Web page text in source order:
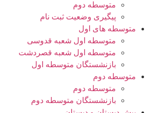
متوسطه دوم
پیگیری وضعیت ثبت نام
متوسطه های اول
متوسطه اول شعبه قدوسی
متوسطه اول شعبه قصردشت
بازنشستگان متوسطه اول
متوسطه دوم
متوسطه دوم
بازنشستگان متوسطه دوم